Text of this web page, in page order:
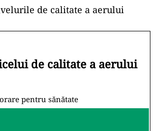
de calitate a aerului
de calitate a aerului
pentru sănătate